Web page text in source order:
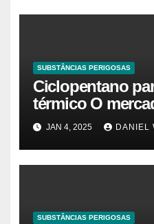
SUBSTÂNCIAS PERIGOSAS
Ciclopentano
térmico O
agora. Vamos
tamanho do
participação e a
JAN 4, 2025 DANIEL
SUBSTÂNCIAS PERIGOSAS